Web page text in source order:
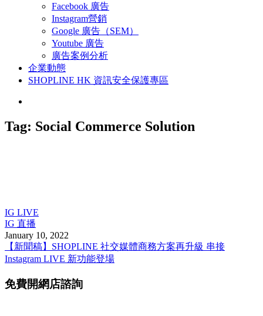
Facebook 廣告
Instagram營銷
Google 廣告（SEM）
Youtube 廣告
廣告案例分析
企業動態
SHOPLINE HK 資訊安全保護專區
Tag: Social Commerce Solution
IG LIVE
IG 直播
January 10, 2022
【新聞稿】SHOPLINE 社交媒體商務方案再升級 串接
Instagram LIVE 新功能登場
免費開網店諮詢